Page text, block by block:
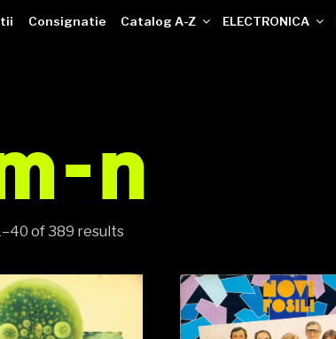
Consignatie Catalog A-Z ELECTRONICA
n
of 389 results